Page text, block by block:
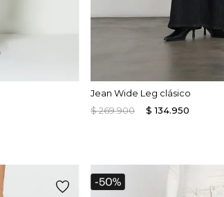
Jean Wide Leg clásico
$269.900 $ 134.950